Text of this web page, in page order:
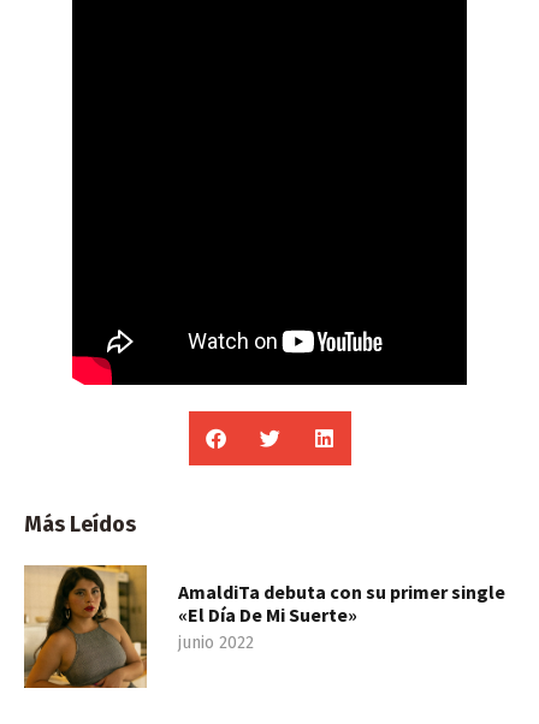
Más Leídos
AmaldiTa debuta con su primer single
«El Día De Mi Suerte»
junio 2022